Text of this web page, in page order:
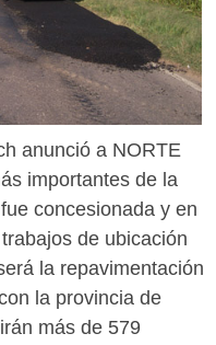
anunció a NORTE
importantes de la
concesionada y en
de ubicación
la repavimentación
la provincia de
más de 579